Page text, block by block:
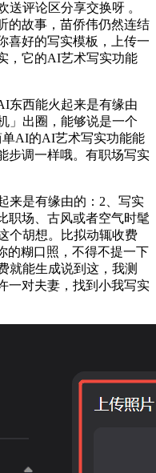
评论区分享交换呀 。
的故事，苗侨伟仍然连结
喜好的写实模板，上传一
，它的AI艺术写实功能
西能火起来是有缘由
」出圈，能够说是一个
单AI的AI艺术写实功能能
步调一样哦。有职场写实
是有缘由的：2、写实
职场、古风或者空气时髦
个胡想。比拟动辄收费
的糊口照，不得不提一下
就能生成说到这，我测
一对夫妻，找到小我写实